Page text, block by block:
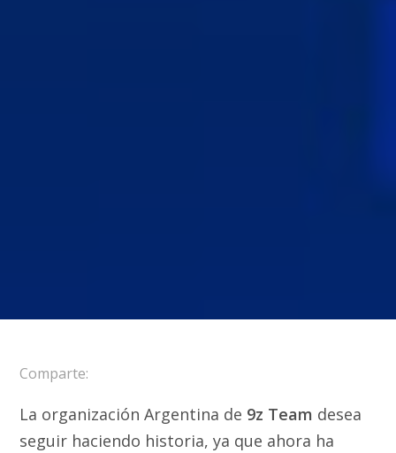
Comparte:
La organización Argentina de 9z Team desea
seguir haciendo historia, ya que ahora ha